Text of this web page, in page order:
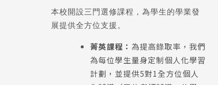
本校開設三門選修課程，為學生的學業發
展提供全方位支援。
菁英課程： 為提高錄取率，我們
為每位學生量身定制個人化學習
計劃，並提供5對1全方位個人